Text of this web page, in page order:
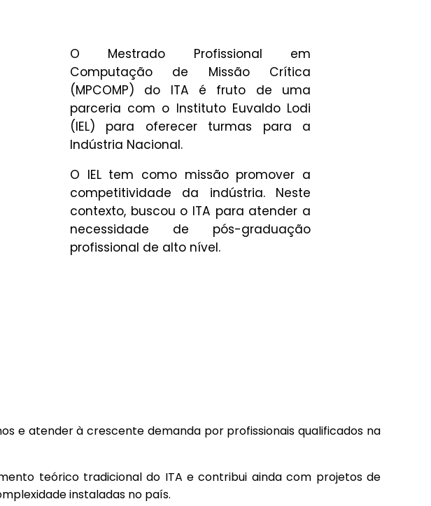
O Mestrado Profissional em
Computação de Missão Crítica
(MPCOMP) do ITA é fruto de uma
parceria com o Instituto Euvaldo Lodi
(IEL) para oferecer turmas para a
Indústria Nacional.
O IEL tem como missão promover a
competitividade da indústria. Neste
contexto, buscou o ITA para atender a
necessidade de pós-graduação
profissional de alto nível.
e atender à crescente demanda por profissionais qualificados na
teórico tradicional do ITA e contribui ainda com projetos de
instaladas no país.